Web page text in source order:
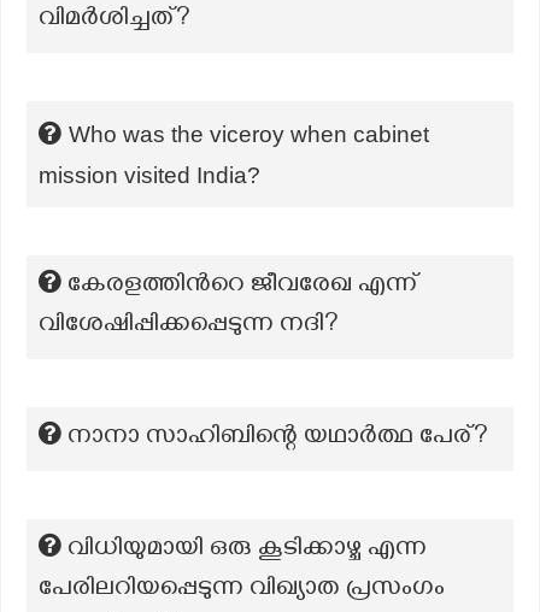
വിമർശിച്ചത്?
Who was the viceroy when cabinet
mission visited India?
കേരളത്തിന്‍റെ ജീവരേഖ എന്ന്
വിശേഷിപ്പിക്കപ്പെടുന്ന നദി?
നാനാ സാഹിബിന്റെ യഥാർത്ഥ പേര്?
വിധിയുമായി ഒരു കൂടിക്കാഴ്ച എന്ന
പേരിലറിയപ്പെടുന്ന വിഖ്യാത പ്രസംഗം